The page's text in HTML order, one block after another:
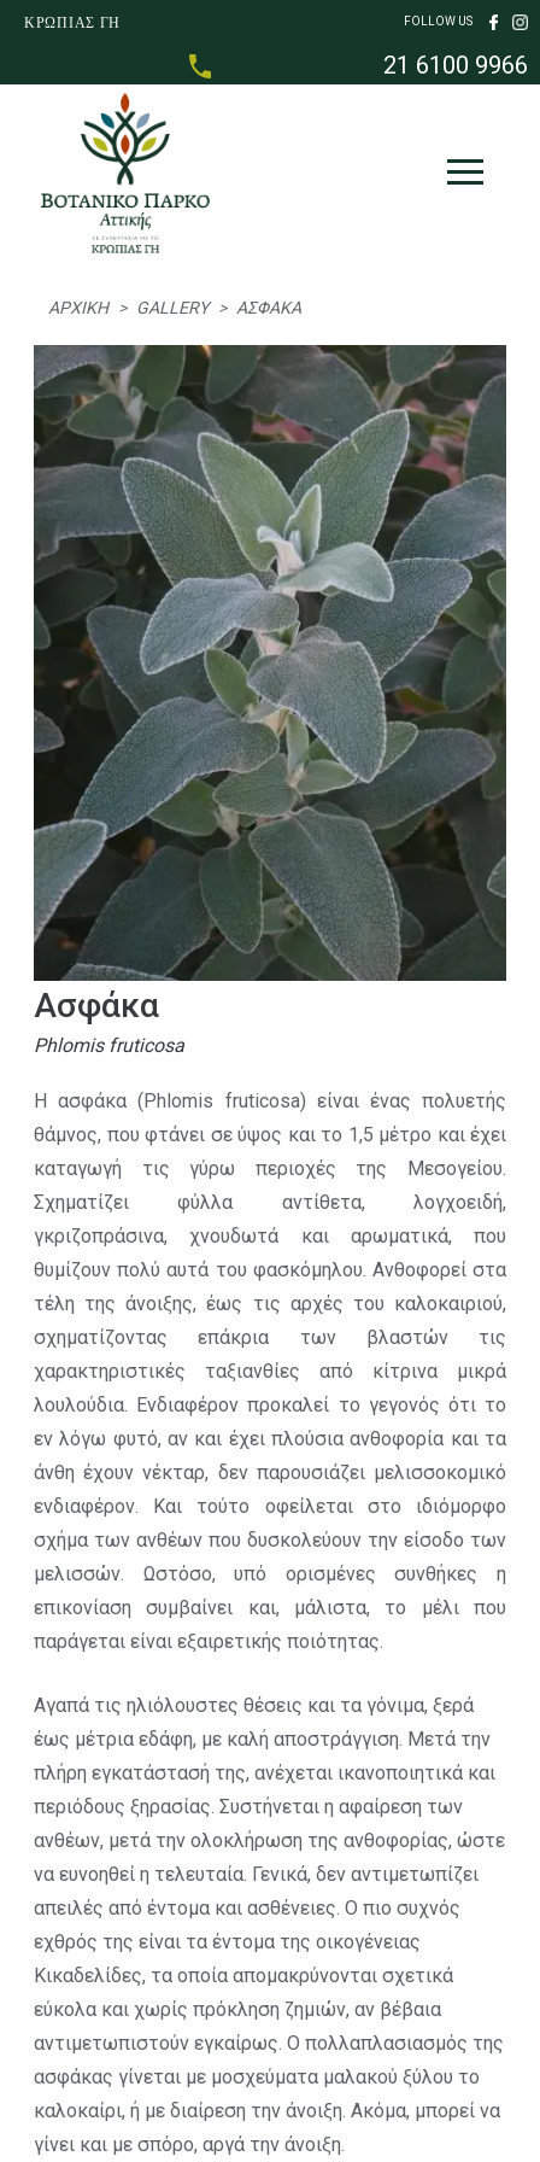
Παράκαμψη προς το κυρίως περιεχόμενο
ΚΡΩΠΙΑΣ ΓΗ FOLLOW US
21 6100 9966
ΑΡΧΙΚΉ GALLERY ΑΣΦΆΚΑ
Ασφάκα
Phlomis fruticosa
Η ασφάκα (Phlomis fruticosa) είναι ένας πολυετής
θάμνος, που φτάνει σε ύψος και το 1,5 μέτρο και έχει
καταγωγή τις γύρω περιοχές της Μεσογείου.
Σχηματίζει φύλλα αντίθετα, λογχοειδή,
γκριζοπράσινα, χνουδωτά και αρωματικά, που
θυμίζουν πολύ αυτά του φασκόμηλου. Ανθοφορεί στα
τέλη της άνοιξης, έως τις αρχές του καλοκαιριού,
σχηματίζοντας επάκρια των βλαστών τις
χαρακτηριστικές ταξιανθίες από κίτρινα μικρά
λουλούδια. Ενδιαφέρον προκαλεί το γεγονός ότι το
εν λόγω φυτό, αν και έχει πλούσια ανθοφορία και τα
άνθη έχουν νέκταρ, δεν παρουσιάζει μελισσοκομικό
ενδιαφέρον. Και τούτο οφείλεται στο ιδιόμορφο
σχήμα των ανθέων που δυσκολεύουν την είσοδο των
μελισσών. Ωστόσο, υπό ορισμένες συνθήκες η
επικονίαση συμβαίνει και, μάλιστα, το μέλι που
παράγεται είναι εξαιρετικής ποιότητας.
Αγαπά τις ηλιόλουστες θέσεις και τα γόνιμα, ξερά
έως μέτρια εδάφη, με καλή αποστράγγιση. Μετά την
πλήρη εγκατάστασή της, ανέχεται ικανοποιητικά και
περιόδους ξηρασίας. Συστήνεται η αφαίρεση των
ανθέων, μετά την ολοκλήρωση της ανθοφορίας, ώστε
να ευνοηθεί η τελευταία. Γενικά, δεν αντιμετωπίζει
απειλές από έντομα και ασθένειες. Ο πιο συχνός
εχθρός της είναι τα έντομα της οικογένειας
Κικαδελίδες, τα οποία απομακρύνονται σχετικά
εύκολα και χωρίς πρόκληση ζημιών, αν βέβαια
αντιμετωπιστούν εγκαίρως. Ο πολλαπλασιασμός της
ασφάκας γίνεται με μοσχεύματα μαλακού ξύλου το
καλοκαίρι, ή με διαίρεση την άνοιξη. Ακόμα, μπορεί να
γίνει και με σπόρο, αργά την άνοιξη.